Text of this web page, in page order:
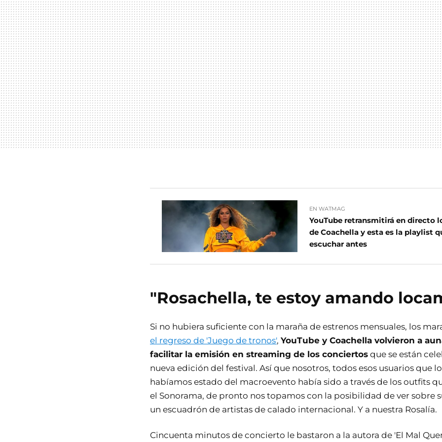
EN WATMAG
YouTube retransmitirá en directo
de Coachella y esta es la playlist
escuchar antes
"Rosachella, te estoy amando
Si no hubiera suficiente con la maraña de estrenos mensuales, los
el regreso de 'Juego de tronos', YouTube y Coachella volvieron a
facilitar la emisión en streaming de los conciertos que se están
nueva edición del festival. Así que nosotros, todos esos usuarios que
habíamos estado del macroevento había sido a través de los outfits
el Sonorama, de pronto nos topamos con la posibilidad de ver sobre
un escuadrón de artistas de calado internacional. Y a nuestra Rosalía.
Cincuenta minutos de concierto le bastaron a la autora de 'El Mal